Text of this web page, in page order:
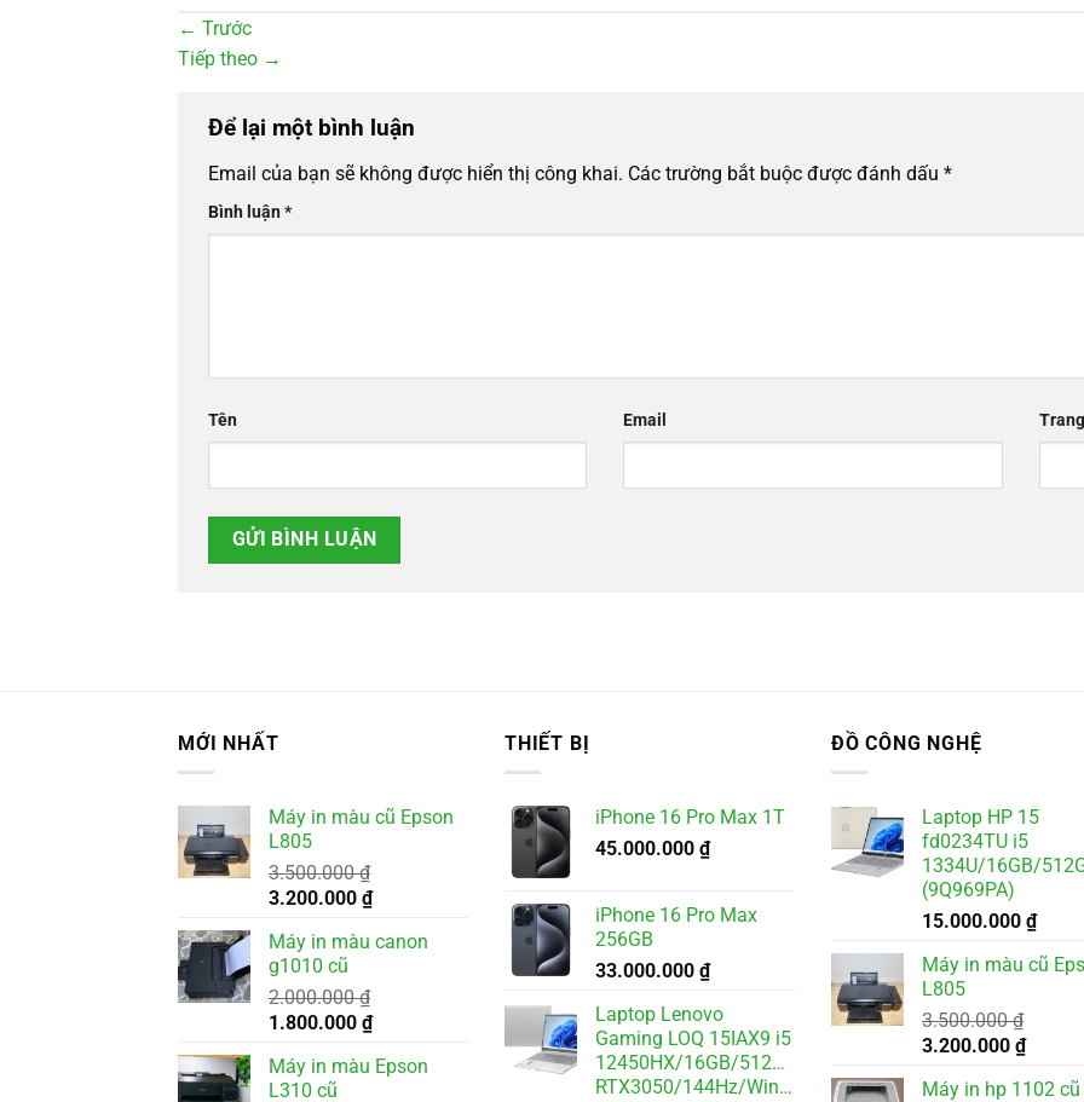
← Trước
Tiếp theo →
Để lại một bình luận
Email của bạn sẽ không được hiển thị công khai. Các trường bắt buộc được đánh dấu *
Bình luận*
Tên Email
MỚI NHẤT
Máy in màu cũ Epson
L805
3.500.000₫
Giá
là:
3.500.000 ₫.
3.200.000 ₫Giá
tại
Máy in màu canon
g1010 cũ
2.000.000₫
Giá
là:
1.800.000 ₫Giá
tại
Máy in màu Epson
L310 cũ
THIẾT BỊ
iPhone 16 Pro Max 1T
45.000.000 ₫
iPhone 16 Pro Max
256GB
33.000.000 ₫
Laptop Lenovo
Gaming LOQ 15IAX9 i5
12450HX/16GB/512GB/6GB
RTX3050/144Hz/Win11
ĐỒ CÔNG NGHỆ
Laptop HP 15
fd0234TU i5
1334U/16GB/
(9Q969PA)
15.000.000 ₫
Máy in màu cũ
L805
3.500.000₫
Giá
là:
3.200.000 ₫Giá
tại
Máy in hp 1102 cũ